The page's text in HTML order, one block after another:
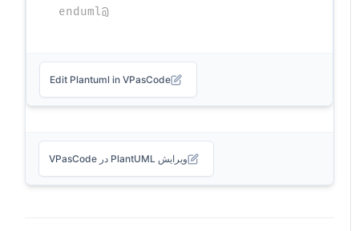
Edit Plantuml in VPasCode
ویرایش PlantUML در VPasCode